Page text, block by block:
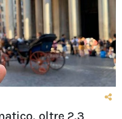
oltre 2,3